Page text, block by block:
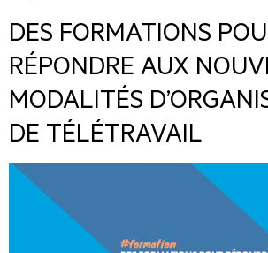
DES FORMATIONS
RÉPONDRE AUX
MODALITÉS
DE TÉLÉTRAVAIL